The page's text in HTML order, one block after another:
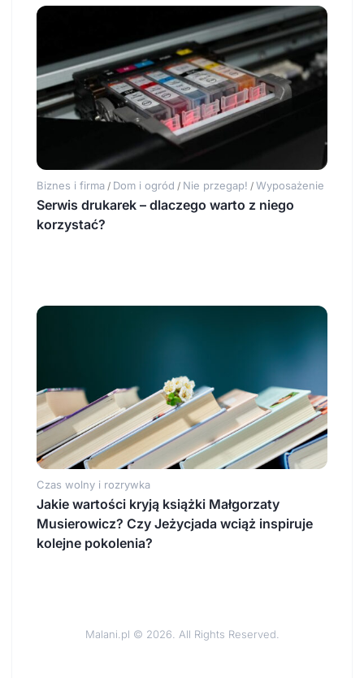
Biznes i firma / Dom i ogród / Nie przegap! / Wyposażenie
Serwis drukarek – dlaczego warto z niego
korzystać?
Czas wolny i rozrywka
Jakie wartości kryją książki Małgorzaty
Musierowicz? Czy Jeżycjada wciąż inspiruje
kolejne pokolenia?
Malani.pl © 2026. All Rights Reserved.